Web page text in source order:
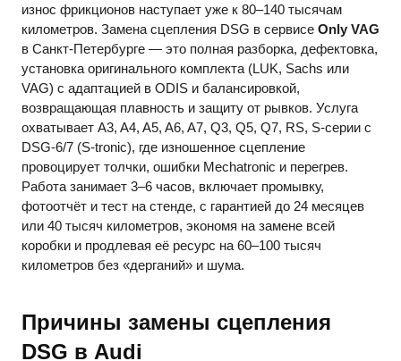
износ фрикционов наступает уже к 80–140 тысячам
километров. Замена сцепления DSG в сервисе Only VAG
в Санкт-Петербурге — это полная разборка, дефектовка,
установка оригинального комплекта (LUK, Sachs или
VAG) с адаптацией в ODIS и балансировкой,
возвращающая плавность и защиту от рывков. Услуга
охватывает A3, A4, A5, A6, A7, Q3, Q5, Q7, RS, S-серии с
DSG-6/7 (S-tronic), где изношенное сцепление
провоцирует толчки, ошибки Mechatronic и перегрев.
Работа занимает 3–6 часов, включает промывку,
фотоотчёт и тест на стенде, с гарантией до 24 месяцев
или 40 тысяч километров, экономя на замене всей
коробки и продлевая её ресурс на 60–100 тысяч
километров без «дерганий» и шума.
Причины замены сцепления
DSG в Audi